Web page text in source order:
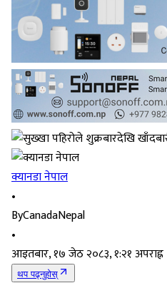
क्यानडा नेपाल
•
ByCanadaNepal
•
आइतबार, १७ जेठ २०८३, १:२१ अपराह्न
थप पढ्नुहोस्